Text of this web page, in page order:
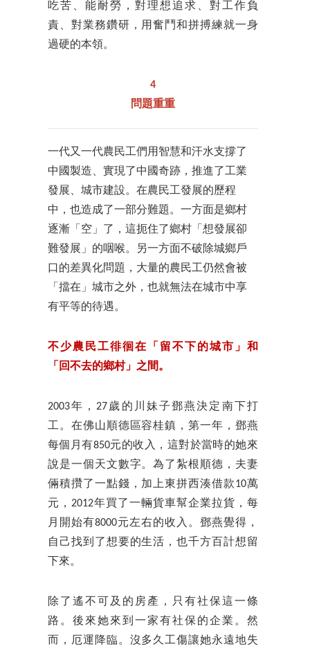
吃苦、能耐勞，對理想追求、對工作負
責、對業務鑽研，用奮鬥和拼搏練就一身
過硬的本領。
4
問題重重
一代又一代農民工們用智慧和汗水支撐了
中國製造、實現了中國奇跡，推進了工業
發展、城市建設。在農民工發展的歷程
中，也造成了一部分難題。一方面是鄉村
逐漸「空」了，這扼住了鄉村「想發展卻
難發展」的咽喉。另一方面不破除城鄉戶
口的差異化問題，大量的農民工仍然會被
「擋在」城市之外，也就無法在城市中享
有平等的待遇。
不少農民工徘徊在「留不下的城市」和
「回不去的鄉村」之間。
2003年，27歲的川妹子鄧燕決定南下打
工。在佛山順德區容桂鎮，第一年，鄧燕
每個月有850元的收入，這對於當時的她來
說是一個天文數字。為了紮根順德，夫妻
倆積攢了一點錢，加上東拼西湊借款10萬
元，2012年買了一輛貨車幫企業拉貨，每
月開始有8000元左右的收入。鄧燕覺得，
自己找到了想要的生活，也千方百計想留
下來。
除了遙不可及的房產，只有社保這一條
路。後來她來到一家有社保的企業。然
而，厄運降臨。沒多久工傷讓她永遠地失